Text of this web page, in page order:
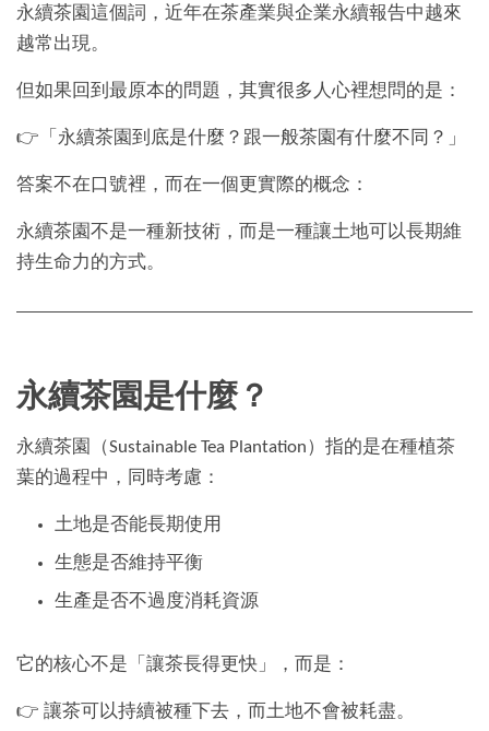
永續茶園這個詞，近年在茶產業與企業永續報告中越來
越常出現。
但如果回到最原本的問題，其實很多人心裡想問的是：
👉「永續茶園到底是什麼？跟一般茶園有什麼不同？」
答案不在口號裡，而在一個更實際的概念：
永續茶園不是一種新技術，而是一種讓土地可以長期維
持生命力的方式。
永續茶園是什麼？
永續茶園（Sustainable Tea Plantation）指的是在種植茶
葉的過程中，同時考慮：
土地是否能長期使用
生態是否維持平衡
生產是否不過度消耗資源
它的核心不是「讓茶長得更快」，而是：
👉 讓茶可以持續被種下去，而土地不會被耗盡。